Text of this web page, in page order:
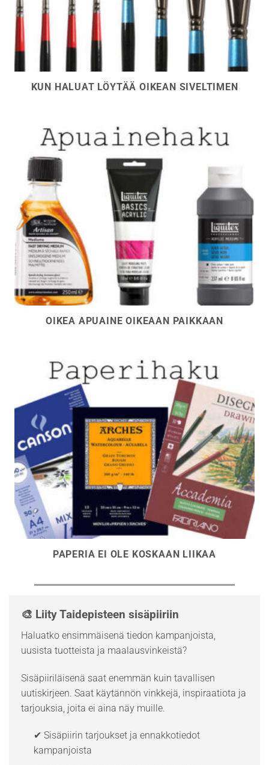
KUN HALUAT LÖYTÄÄ OIKEAN SIVELTIMEN
OIKEA APUAINE OIKEAAN PAIKKAAN
PAPERIA EI OLE KOSKAAN LIIKAA
🎨 Liity Taidepisteen sisäpiiriin
Haluatko ensimmäisenä tiedon kampanjoista,
uusista tuotteista ja maalausvinkeistä?
Sisäpiiriläisenä saat enemmän kuin tavallisen
uutiskirjeen. Saat käytännön vinkkejä, inspiraatiota ja
tarjouksia, joita ei aina näy muille.
✔ Sisäpiirin tarjoukset ja ennakkotiedot
kampanjoista